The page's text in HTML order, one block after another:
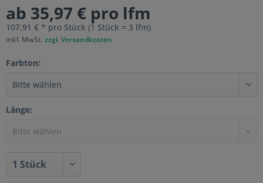
ab 35,97 € pro lfm
107,91 € * pro Stück (1 Stück = 3 lfm)
inkl. MwSt. zzgl. Versandkosten
Farbton:
Länge: